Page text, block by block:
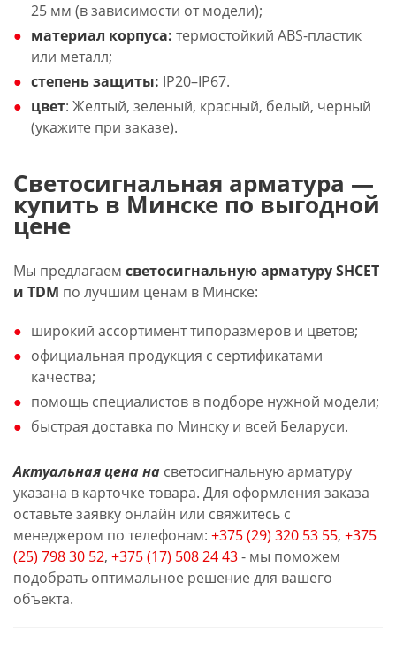
25 мм (в зависимости от модели);
материал корпуса: термостойкий ABS-пластик
или металл;
степень защиты: IP20–IP67.
цвет: Желтый, зеленый, красный, белый, черный
(укажите при заказе).
Светосигнальная арматура —
купить в Минске по выгодной
цене
Мы предлагаем светосигнальную арматуру SHCET
и TDM по лучшим ценам в Минске:
широкий ассортимент типоразмеров и цветов;
официальная продукция с сертификатами
качества;
помощь специалистов в подборе нужной модели;
быстрая доставка по Минску и всей Беларуси.
Актуальная цена на светосигнальную арматуру
указана в карточке товара. Для оформления заказа
оставьте заявку онлайн или свяжитесь с
менеджером по телефонам: +375 (29) 320 53 55, +375
(25) 798 30 52, +375 (17) 508 24 43- мы поможем
подобрать оптимальное решение для вашего
объекта.